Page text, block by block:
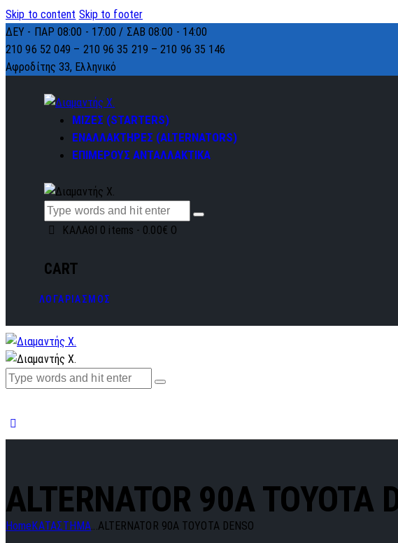
Skip to content Skip to footer
ΔΕΥ - ΠΑΡ 08:00 - 17:00 / ΣΑΒ 08:00 - 14:00
210 96 52 049 – 210 96 35 219 –210 96 35 146
Αφροδίτης 33, Ελληνικό
ΜΙΖΕΣ (STARTERS)
ΕΝΑΛΛΑΚΤΗΡΕΣ (ALTERNATORS)
ΕΠΙΜΕΡΟΥΣ ΑΝΤΑΛΛΑΚΤΙΚΑ
ΚΑΛΑΘΙ 0 items - 0.00€ 0
CART
ΛΟΓΑΡΙΑΣΜΟΣ
ALTERNATOR 90A TOYOTA
Home ΚΑΤΑΣΤΗΜΑ...ALTERNATOR 90A TOYOTA DENSO